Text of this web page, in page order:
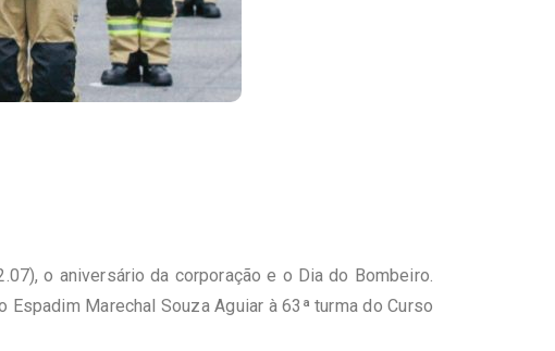
o aniversário da corporação e o Dia do Bombeiro.
Marechal Souza Aguiar à 63ª turma do Curso